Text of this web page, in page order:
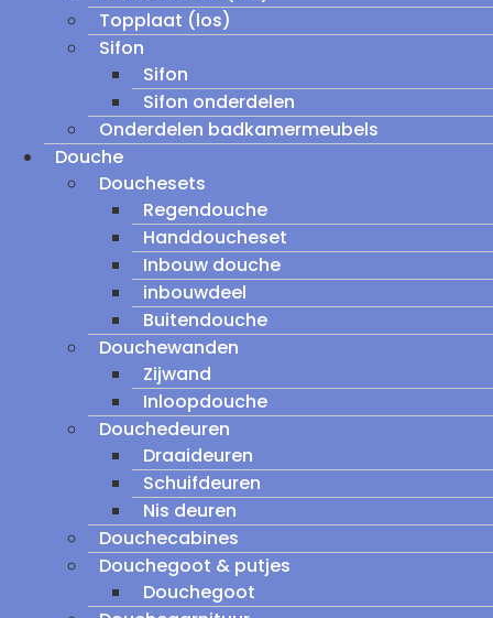
Topplaat (los)
Sifon
Sifon
Sifon onderdelen
Onderdelen badkamermeubels
Douche
Douchesets
Regendouche
Handdoucheset
Inbouw douche
inbouwdeel
Buitendouche
Douchewanden
Zijwand
Inloopdouche
Douchedeuren
Draaideuren
Schuifdeuren
Nis deuren
Douchecabines
Douchegoot & putjes
Douchegoot